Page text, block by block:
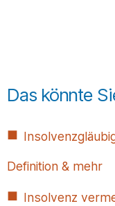
Das könnte
Definition & mehr
Insolvenz